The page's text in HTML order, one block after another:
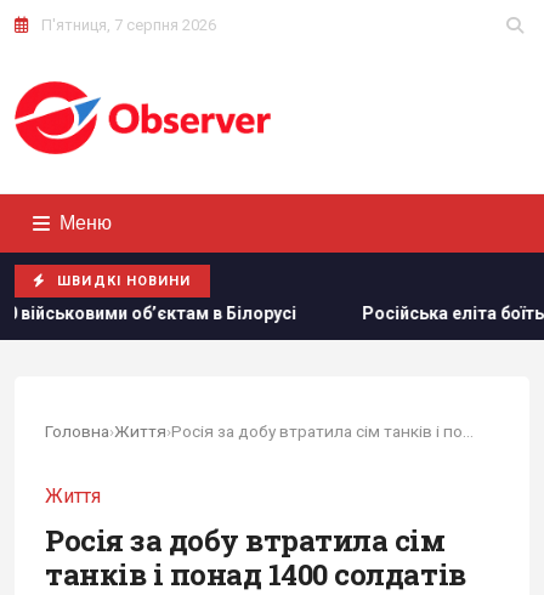
П'ятниця, 7 серпня 2026
Меню
ШВИДКІ НОВИНИ
в Білорусі Російська еліта боїться ФСБ, яка дедалі
Головна›Життя›
Життя
Росія за добу втратила сім
танків і понад 1400 солдатів